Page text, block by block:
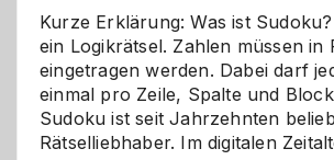
Kurze Erklärung: Was ist
ein Logikrätsel. Zahlen müssen in
eingetragen werden. Dabei darf
einmal pro Zeile, Spalte und
Sudoku ist seit Jahrzehnten
Rätselliebhaber. Im digitalen